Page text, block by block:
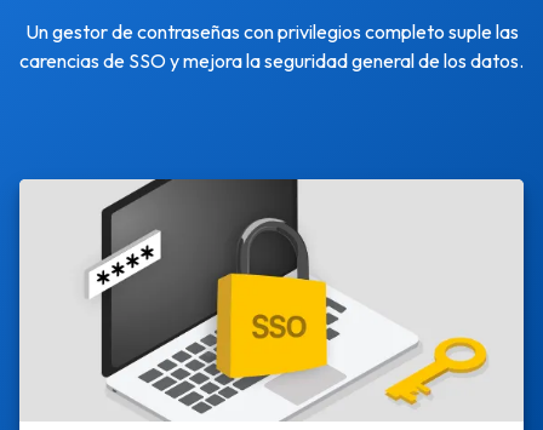
Un gestor de contraseñas con privilegios completo suple las
carencias de SSO y mejora la seguridad general de los datos.